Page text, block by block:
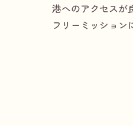
港へのアクセスが
フリーミッション